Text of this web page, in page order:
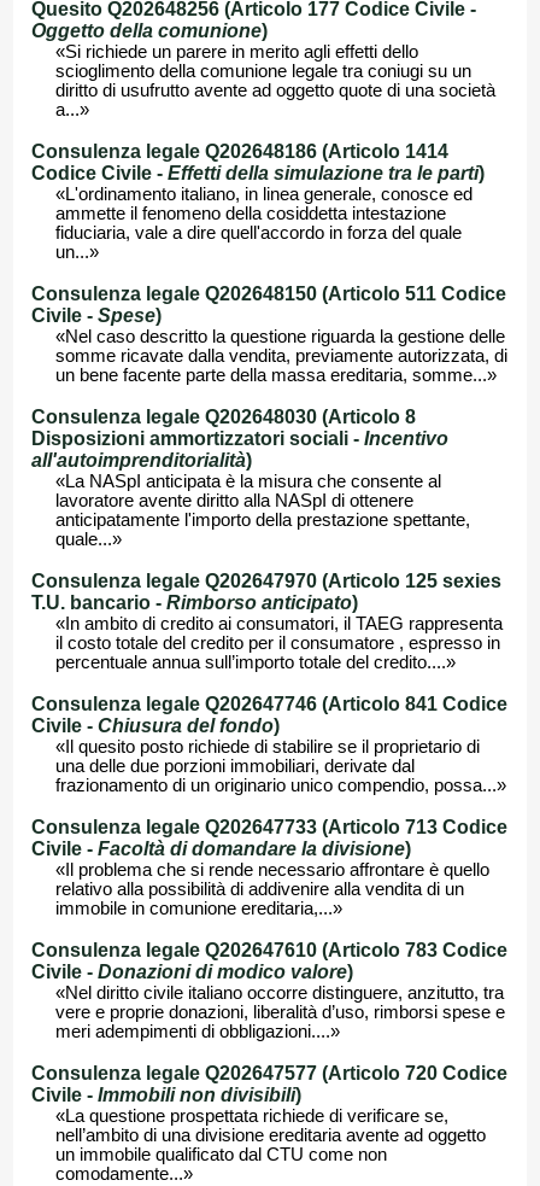
Quesito Q202648256 (Articolo 177 Codice Civile -
Oggetto della comunione)
«Si richiede un parere in merito agli effetti dello
scioglimento della comunione legale tra coniugi su un
diritto di usufrutto avente ad oggetto quote di una società
a...»
Consulenza legale Q202648186 (Articolo 1414
Codice Civile - Effetti della simulazione tra le parti)
«L'ordinamento italiano, in linea generale, conosce ed
ammette il fenomeno della cosiddetta intestazione
fiduciaria, vale a dire quell'accordo in forza del quale
un...»
Consulenza legale Q202648150 (Articolo 511 Codice
Civile - Spese)
«Nel caso descritto la questione riguarda la gestione delle
somme ricavate dalla vendita, previamente autorizzata, di
un bene facente parte della massa ereditaria, somme...»
Consulenza legale Q202648030 (Articolo 8
Disposizioni ammortizzatori sociali - Incentivo
all'autoimprenditorialità)
«La NASpI anticipata è la misura che consente al
lavoratore avente diritto alla NASpI di ottenere
anticipatamente l'importo della prestazione spettante,
quale...»
Consulenza legale Q202647970 (Articolo 125 sexies
T.U. bancario - Rimborso anticipato)
«In ambito di credito ai consumatori, il TAEG rappresenta
il costo totale del credito per il consumatore , espresso in
percentuale annua sull’importo totale del credito....»
Consulenza legale Q202647746 (Articolo 841 Codice
Civile - Chiusura del fondo)
«Il quesito posto richiede di stabilire se il proprietario di
una delle due porzioni immobiliari, derivate dal
frazionamento di un originario unico compendio, possa...»
Consulenza legale Q202647733 (Articolo 713 Codice
Civile - Facoltà di domandare la divisione)
«Il problema che si rende necessario affrontare è quello
relativo alla possibilità di addivenire alla vendita di un
immobile in comunione ereditaria,...»
Consulenza legale Q202647610 (Articolo 783 Codice
Civile - Donazioni di modico valore)
«Nel diritto civile italiano occorre distinguere, anzitutto, tra
vere e proprie donazioni, liberalità d’uso, rimborsi spese e
meri adempimenti di obbligazioni....»
Consulenza legale Q202647577 (Articolo 720 Codice
Civile - Immobili non divisibili)
«La questione prospettata richiede di verificare se,
nell’ambito di una divisione ereditaria avente ad oggetto
un immobile qualificato dal CTU come non
comodamente...»